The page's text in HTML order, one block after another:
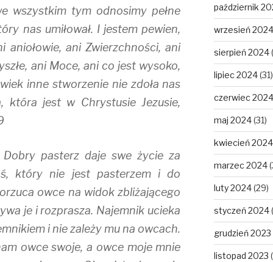
wszystkim tym odnosimy pełne
nas umiłował. I jestem pewien,
aniołowie, ani Zwierzchności, ani
ani Moce, ani co jest wysoko,
inne stworzenie nie zdoła nas
która jest w Chrystusie Jezusie,
pasterz daje swe życie za
który nie jest pasterzem i do
owce na widok zbliżającego
je i rozprasza. Najemnik ucieka
i nie zależy mu na owcach.
owce swoje, a owce moje mnie
październik
wrzesień 2024
sierpień 2024
lipiec 2024(31)
czerwiec 2024
maj 2024(31)
kwiecień 2024
marzec 2024
luty 2024(29)
styczeń 2024
grudzień 2023
listopad 2023